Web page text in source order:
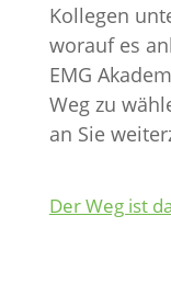
Kollegen
worauf es
EMG
Weg zu
an Sie
Der Weg ist